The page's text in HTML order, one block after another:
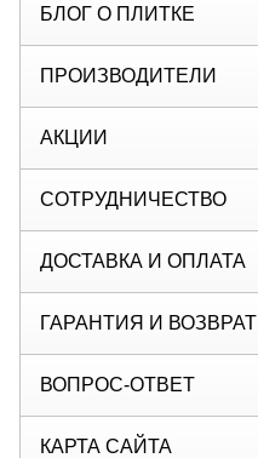
БЛОГ О ПЛИТКЕ
ПРОИЗВОДИТЕЛИ
АКЦИИ
СОТРУДНИЧЕСТВО
ДОСТАВКА И ОПЛАТА
ГАРАНТИЯ И ВОЗВРАТ
ВОПРОС-ОТВЕТ
КАРТА САЙТА